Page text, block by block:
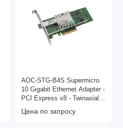
AOC-STG-B4S Supermicro
10 Gigabit Ethernet Adapter -
PCI Express x8 - Twinaxial -
Low-profile
Цена по запросу